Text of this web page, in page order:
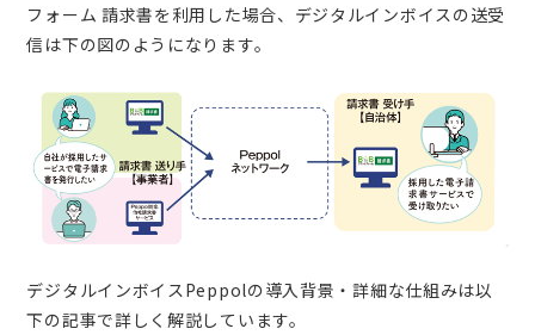
フォーム 請求書を利用した場合、デジタルインボイスの送受
信は下の図のようになります。
デジタルインボイスPeppolの導入背景・詳細な仕組みは以
下の記事で詳しく解説しています。